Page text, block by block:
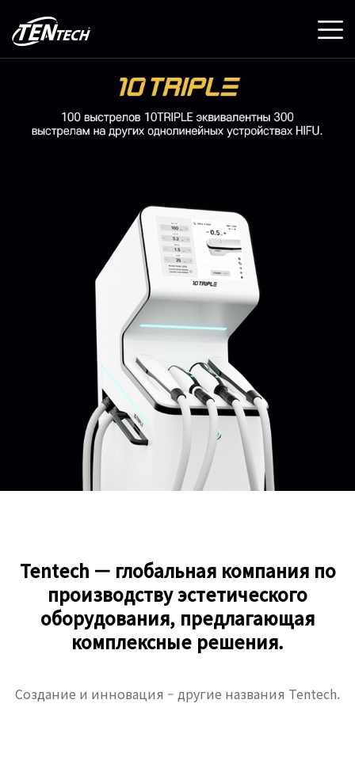
Tentech — глобальная компания по
производству эстетического
оборудования, предлагающая
комплексные решения.
Создание и инновация – другие названия Tentech.